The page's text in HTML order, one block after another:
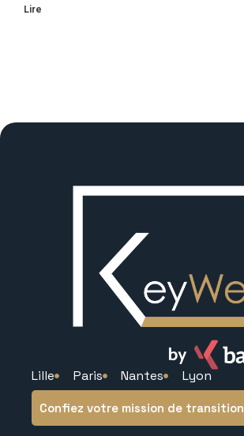
Lire
Lille Paris Nantes Lyon
Confiez votre mission de transition